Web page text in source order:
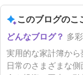
このブログのこ
多
実用的な家計簿から
日常のさまざまな